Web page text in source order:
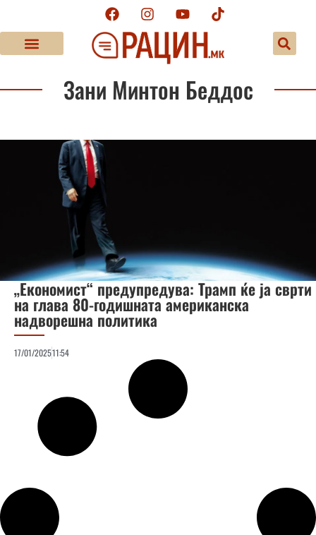
Зани Минтон Беддос
„Економист“ предупредува: Трамп ќе ја сврти
на глава 80-годишната американска
надворешна политика
17/01/202511:54